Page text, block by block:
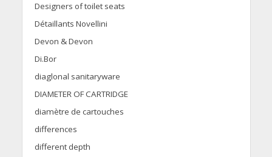
Designers of toilet seats
Détaillants Novellini
Devon & Devon
Di.Bor
diaglonal sanitaryware
DIAMETER OF CARTRIDGE
diamètre de cartouches
differences
different depth